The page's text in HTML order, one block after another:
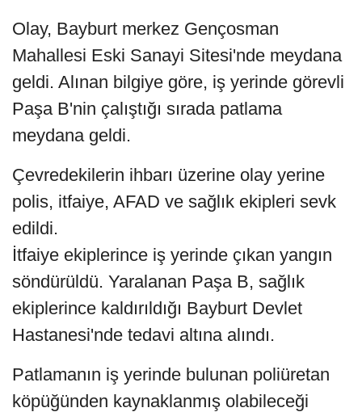
Olay, Bayburt merkez Gençosman
Mahallesi Eski Sanayi Sitesi'nde meydana
geldi. Alınan bilgiye göre, iş yerinde görevli
Paşa B'nin çalıştığı sırada patlama
meydana geldi.
Çevredekilerin ihbarı üzerine olay yerine
polis, itfaiye, AFAD ve sağlık ekipleri sevk
edildi.
İtfaiye ekiplerince iş yerinde çıkan yangın
söndürüldü. Yaralanan Paşa B, sağlık
ekiplerince kaldırıldığı Bayburt Devlet
Hastanesi'nde tedavi altına alındı.
Patlamanın iş yerinde bulunan poliüretan
köpüğünden kaynaklanmış olabileceği